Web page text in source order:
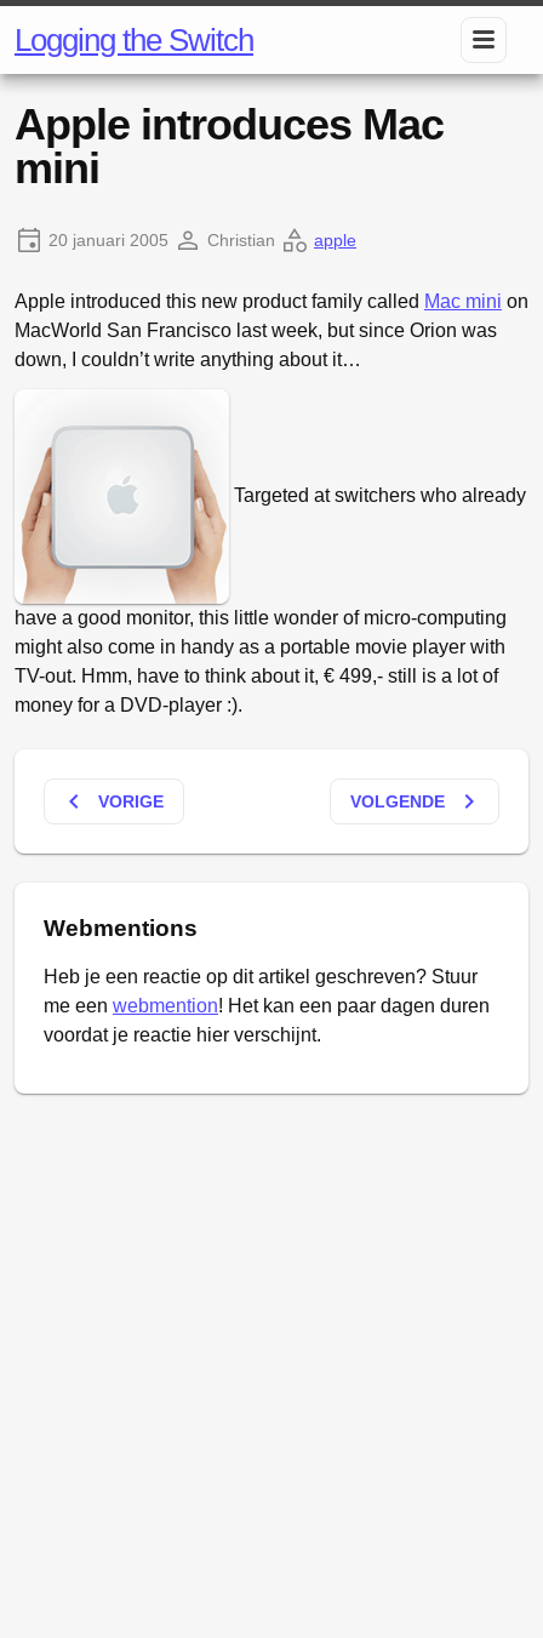
Logging the Switch
Apple introduces Mac
mini
20 januari 2005 Christian apple
Apple introduced this new product family called Mac mini on
MacWorld San Francisco last week, but since Orion was
down, I couldn’t write anything about it…
Targeted at switchers who already
have a good monitor, this little wonder of micro-computing
might also come in handy as a portable movie player with
TV-out. Hmm, have to think about it, € 499,- still is a lot of
money for a DVD-player :).
keyboard_arrow_left VORIGE VOLGENDE keyboard_arrow_right
Webmentions
Heb je een reactie op dit artikel geschreven? Stuur
me een webmention! Het kan een paar dagen duren
voordat je reactie hier verschijnt.